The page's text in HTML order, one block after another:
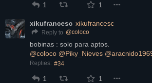
1 1
xikufrancesc xikufrancesc
Reply to @coloco
bobinas : solo para aptos.
@coloco @Piky_Nieves @
Replies: #34
1 1